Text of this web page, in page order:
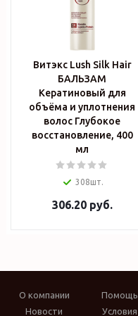
Витэкс Lush Silk Hair
БАЛЬЗАМ
Кератиновый для
объёма и уплотнения
волос Глубокое
восстановление, 400
мл
308шт.
306.20руб.
О компании
Новости
Помощь
Условия